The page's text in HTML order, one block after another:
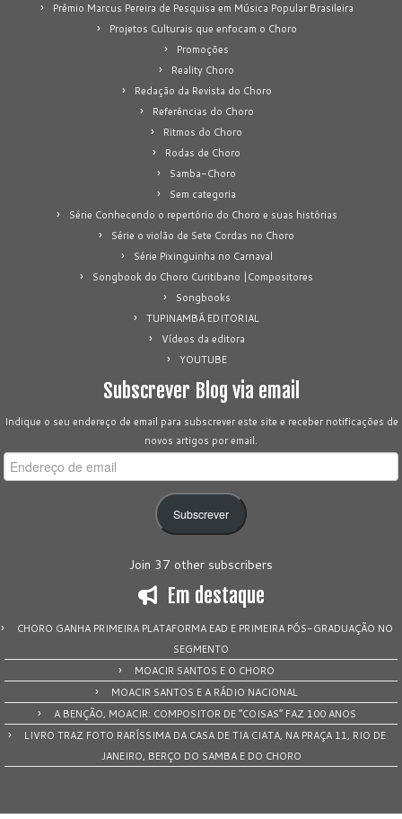
Prêmio Marcus Pereira de Pesquisa em Música Popular Brasileira
Projetos Culturais que enfocam o Choro
Promoções
Reality Choro
Redação da Revista do Choro
Referências do Choro
Ritmos do Choro
Rodas de Choro
Samba-Choro
Sem categoria
Série Conhecendo o repertório do Choro e suas histórias
Série o violão de Sete Cordas no Choro
Série Pixinguinha no Carnaval
Songbook do Choro Curitibano |Compositores
Songbooks
TUPINAMBÁ EDITORIAL
Vídeos da editora
YOUTUBE
Subscrever Blog via email
Indique o seu endereço de email para subscrever este site e receber notificações de
novos artigos por email.
Endereço
de
Subscrever
Join 37 other subscribers
Em destaque
CHORO GANHA PRIMEIRA PLATAFORMA EAD E PRIMEIRA PÓS-GRADUAÇÃO NO
SEGMENTO
MOACIR SANTOS E O CHORO
MOACIR SANTOS E A RÁDIO NACIONAL
A BENÇÃO, MOACIR: COMPOSITOR DE “COISAS” FAZ 100 ANOS
LIVRO TRAZ FOTO RARÍSSIMA DA CASA DE TIA CIATA, NA PRAÇA 11, RIO DE
JANEIRO, BERÇO DO SAMBA E DO CHORO